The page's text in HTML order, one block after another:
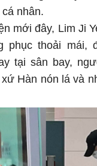
nhân.
mới đây, Lim Ji
phục thoải mái,
tại sân bay,
Hàn nón lá và